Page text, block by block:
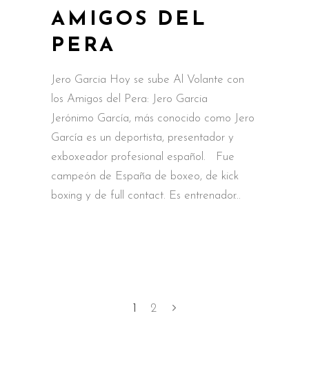
AMIGOS DEL
PERA
Jero Garcia Hoy se sube Al Volante con
los Amigos del Pera: Jero Garcia
Jerónimo García, más conocido como Jero
García es un deportista, presentador y
exboxeador profesional español. Fue
campeón de España de boxeo, de kick
boxing y de full contact. Es entrenador
1 2